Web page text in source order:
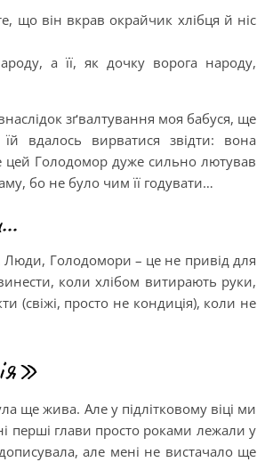
що він вкрав окрайчик хлібця й ніс
а її, як дочку ворога народу,
зґвалтування моя бабуся, ще
вдалось вирватися звідти: вона
цей Голодомор дуже сильно лютував
бо не було чим її годувати…
Люди, Голодомори – це не привід для
коли хлібом витирають руки,
(свіжі, просто не кондиція), коли не
ще жива. Але у підлітковому віці ми
перші глави просто роками лежали у
але мені не вистачало ще